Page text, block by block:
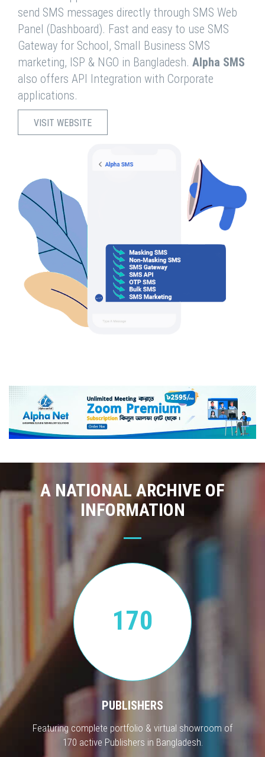
send SMS messages directly through SMS Web
Panel (Dashboard). Fast and easy to use SMS
Gateway for School, Small Business SMS
marketing, ISP & NGO in Bangladesh. Alpha SMS
also offers API Integration with Corporate
applications.
VISIT WEBSITE
A NATIONAL ARCHIVE OF
INFORMATION
170
PUBLISHERS
Featuring complete portfolio & virtual showroom of
170 active Publishers in Bangladesh.